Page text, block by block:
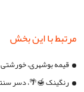
مرتبط با این بخش
قیمه بوشهری،
رنگینک 🍯🌴، دسر